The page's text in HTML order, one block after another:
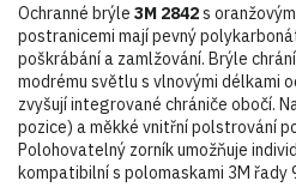
Ochranné brýle 3M 2842s
postranicemi mají pevný
poškrábání a zamlžování. Brýle
modrému světlu s vlnovými délkami
zvyšují integrované chrániče obočí.
pozice) a měkké vnitřní polstrování
Polohovatelný zorník umožňuje
kompatibilní s polomaskami 3M řady